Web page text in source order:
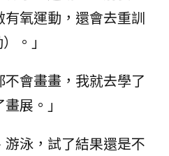
氧運動，還會去重訓
。」
不會畫畫，我就去學了
展。」
游泳，試了結果還是不